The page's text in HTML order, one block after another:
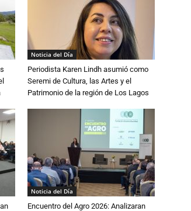
Noticia del Día
Periodista Karen Lindh asumió como
Seremi de Cultura, las Artes y el
Patrimonio de la región de Los Lagos
Noticia del Día
Encuentro del Agro 2026: Analizaran